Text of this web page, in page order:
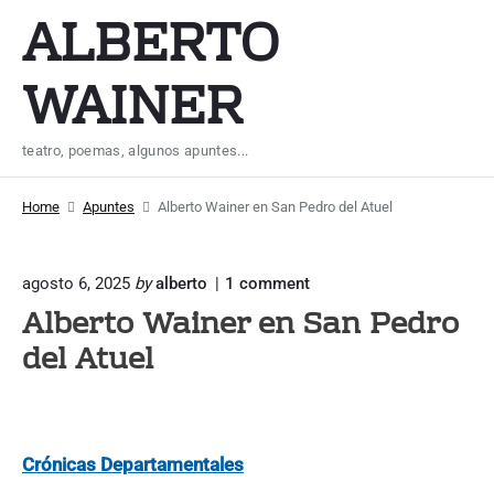
ALBERTO
WAINER
teatro, poemas, algunos apuntes...
Home Apuntes Alberto Wainer en San Pedro del Atuel
agosto 6, 2025 by alberto 1 commento
"
Alberto Wainer en San Pedro
del Atuel
Crónicas Departamentales